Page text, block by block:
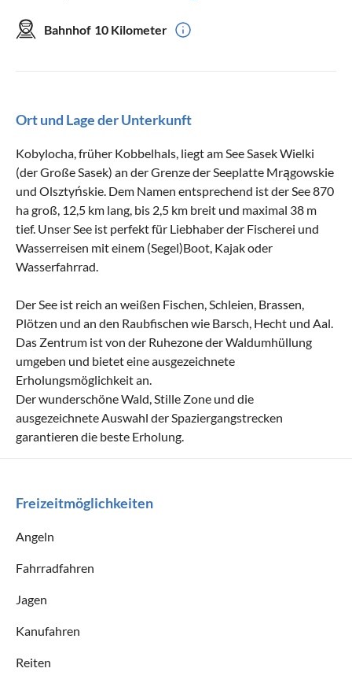
Bahnhof 10 Kilometer
Ort und Lage der Unterkunft
Kobylocha, früher Kobbelhals, liegt am See Sasek Wielki
(der Große Sasek) an der Grenze der Seeplatte Mrągowskie
und Olsztyńskie. Dem Namen entsprechend ist der See 870
ha groß, 12,5 km lang, bis 2,5 km breit und maximal 38 m
tief. Unser See ist perfekt für Liebhaber der Fischerei und
Wasserreisen mit einem (Segel)Boot, Kajak oder
Wasserfahrrad.
Der See ist reich an weißen Fischen, Schleien, Brassen,
Plötzen und an den Raubfischen wie Barsch, Hecht und Aal.
Das Zentrum ist von der Ruhezone der Waldumhüllung
umgeben und bietet eine ausgezeichnete
Erholungsmöglichkeit an.
Der wunderschöne Wald, Stille Zone und die
ausgezeichnete Auswahl der Spaziergangstrecken
garantieren die beste Erholung.
Freizeitmöglichkeiten
Angeln
Fahrradfahren
Jagen
Kanufahren
Reiten